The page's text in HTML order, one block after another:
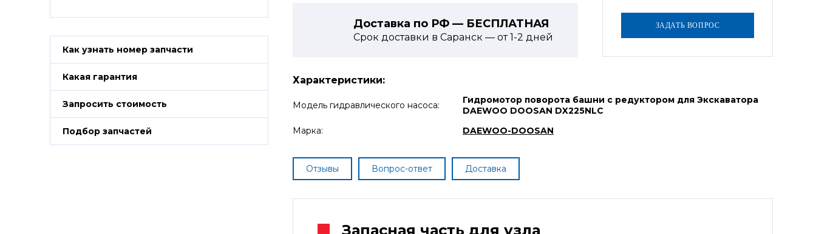
Как узнать номер запчасти
Какая гарантия
Запросить стоимость
Подбор запчастей
Доставка по РФ — БЕСПЛАТНАЯ
Срок доставки в Саранск — от1-2 дней
Характеристики:
Модель гидравлического насоса:
Гидромотор поворота башни с редуктором для Экскаватора
DAEWOO DOOSAN DX225NLC
Марка:
DAEWOO-DOOSAN
Отзывы Вопрос-ответ Доставка
Запасная часть для узла